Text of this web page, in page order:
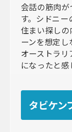
会話の筋肉
す。シドニー
住まい探し
ーンを想定し
オーストラ
になったと感
タビケ